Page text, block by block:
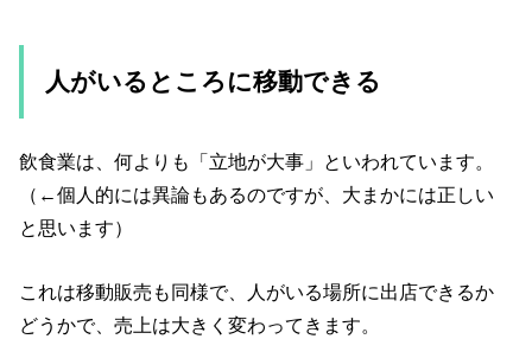
人がいるところに移動できる
飲食業は、何よりも「立地が大事」といわれています。
（←個人的には異論もあるのですが、大まかには正しい
と思います）
これは移動販売も同様で、人がいる場所に出店できるか
どうかで、売上は大きく変わってきます。